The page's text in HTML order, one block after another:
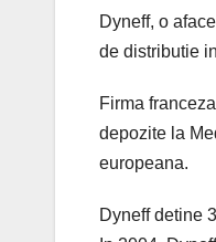
Dyneff, o
de distributie
Firma
depozite la
europeana.
Dyneff detine